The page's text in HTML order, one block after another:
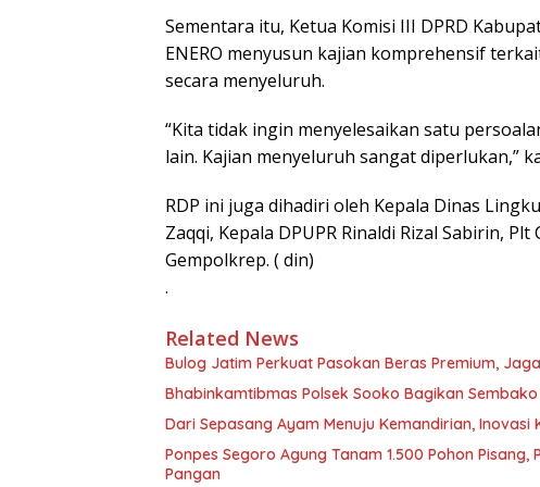
Sementara itu, Ketua Komisi III DPRD
ENERO menyusun kajian komprehensif
secara menyeluruh.
“Kita tidak ingin menyelesaikan satu
lain. Kajian menyeluruh sangat diperlukan,”
RDP ini juga dihadiri oleh Kepala Dinas
Zaqqi, Kepala DPUPR Rinaldi Rizal Sabirin,
Gempolkrep. ( din)
.
Related News
Bulog Jatim Perkuat Pasokan Beras Premium,
Bhabinkamtibmas Polsek Sooko Bagikan
Dari Sepasang Ayam Menuju Kemandirian,
Ponpes Segoro Agung Tanam 1.500 Pohon
Pangan